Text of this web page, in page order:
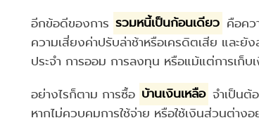
อีกข้อดีของการ รวมหนี้เป็นก้อนเดียว คือคว
ความเสี่ยงค่าปรับล่าช้าหรือเครดิตเสีย และยั
ประจำ การออม การลงทุน หรือแม้แต่การเก็บ
อย่างไรก็ตาม การซื้อ บ้านเงินเหลือ จำเป็นต้
หากไม่ควบคุมการใช้จ่าย หรือใช้เงินส่วนต่าง